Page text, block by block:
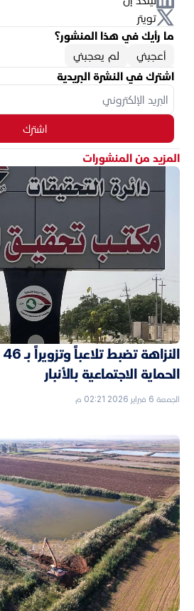
تويتر
ما رأيك في هذا المنشور؟
أعجبني
لم يعجبني
اشترك في النشرة البريدية
اشترك
المزيد من المنشورات
الحماية الاجتماعية بالأنبار
الجمعة 6 فبراير 2026 02:21 م